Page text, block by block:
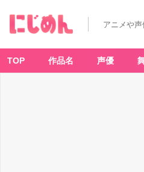
ポ
プ
ア
ッ
アニメや
TOP 作品名 声優